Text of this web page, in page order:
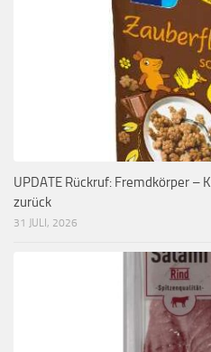
UPDATE Rückruf: Fremdkörper –
zurück
31 JULI, 2026